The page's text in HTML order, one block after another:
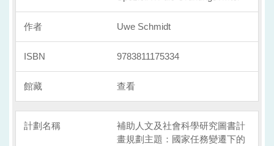
Uwe Schmidt
9783811175334
查看
補助人文及社會科學研究圖書計
畫規劃主題：國家任務變遷下的